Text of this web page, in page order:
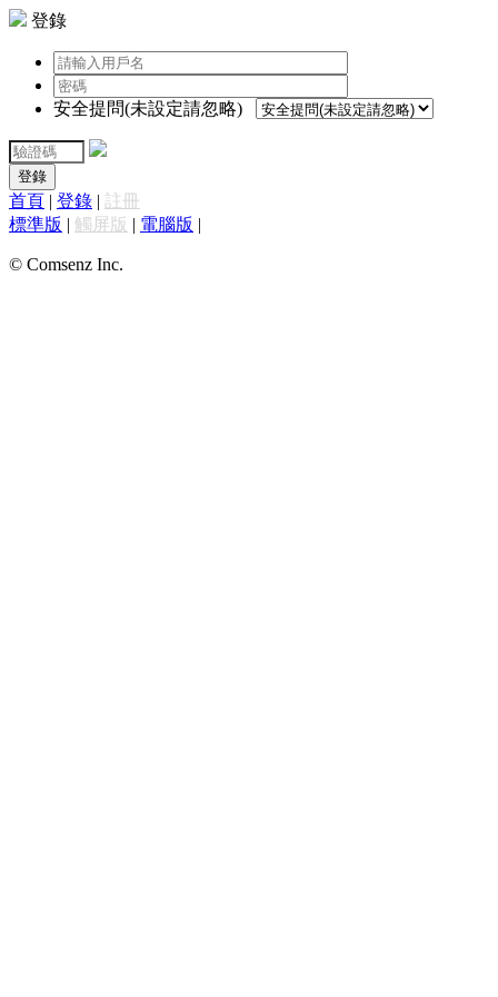
登錄
安全提問(未設定請忽略)
登錄
首頁 | 登錄 | 註冊
標準版 | 觸屏版 | 電腦版 |
© Comsenz Inc.